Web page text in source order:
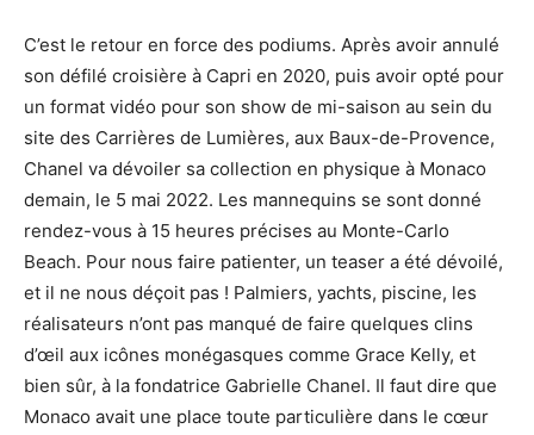
C’est le retour en force des podiums. Après avoir annulé
son défilé croisière à Capri en 2020, puis avoir opté pour
un format vidéo pour son show de mi-saison au sein du
site des Carrières de Lumières, aux Baux-de-Provence,
Chanel va dévoiler sa collection en physique à Monaco
demain, le 5 mai 2022. Les mannequins se sont donné
rendez-vous à 15 heures précises au Monte-Carlo
Beach. Pour nous faire patienter, un teaser a été dévoilé,
et il ne nous déçoit pas ! Palmiers, yachts, piscine, les
réalisateurs n’ont pas manqué de faire quelques clins
d’œil aux icônes monégasques comme Grace Kelly, et
bien sûr, à la fondatrice Gabrielle Chanel. Il faut dire que
Monaco avait une place toute particulière dans le cœur